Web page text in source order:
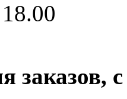
заказов,